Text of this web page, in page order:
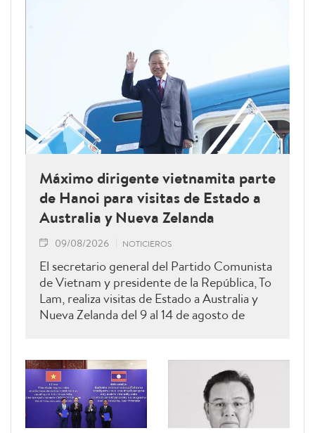
Máximo dirigente vietnamita parte
de Hanoi para visitas de Estado a
Australia y Nueva Zelanda
09/08/2026 NOTICIEROS
El secretario general del Partido Comunista
de Vietnam y presidente de la República, To
Lam, realiza visitas de Estado a Australia y
Nueva Zelanda del 9 al 14 de agosto de